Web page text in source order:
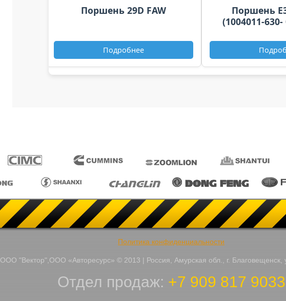
Политика конфиденциальности
ООО "Вектор",ООО «Авторесурс» © 2013 | Россия, Амурская обл., г. Благовещенск,
Отдел продаж: +7 909 817 9033